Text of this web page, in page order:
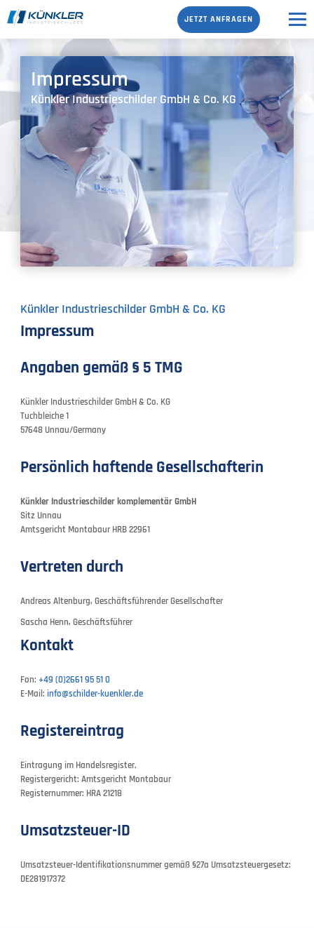
JETZT ANFRAGEN
Impressum
Künkler Industrieschilder GmbH & Co. KG
Künkler Industrieschilder GmbH & Co. KG
Impressum
Angaben gemäß § 5 TMG
Künkler Industrieschilder GmbH & Co. KG
Tuchbleiche 1
57648 Unnau/Germany
Persönlich haftende Gesellschafterin
Künkler Industrieschilder komplementär GmbH
Sitz Unnau
Amtsgericht Montabaur HRB 22961
Vertreten durch
Andreas Altenburg, Geschäftsführender Gesellschafter
Sascha Henn, Geschäftsführer
Kontakt
Fon: +49 (0)2661 95 51 0
E-Mail: info@schilder-kuenkler.de
Registereintrag
Eintragung im Handelsregister.
Registergericht: Amtsgericht Montabaur
Registernummer: HRA 21218
Umsatzsteuer-ID
Umsatzsteuer-Identifikationsnummer gemäß §27a Umsatzsteuergesetz:
DE281917372